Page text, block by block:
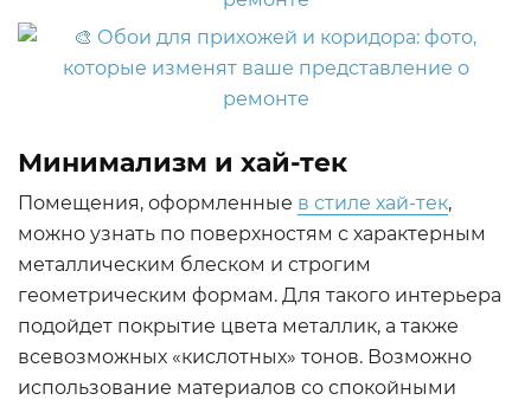
Минимализм и хай-тек
Помещения, оформленные в стиле хай-тек,
можно узнать по поверхностям с характерным
металлическим блеском и строгим
геометрическим формам. Для такого интерьера
подойдет покрытие цвета металлик, а также
всевозможных «кислотных» тонов. Возможно
использование материалов со спокойными